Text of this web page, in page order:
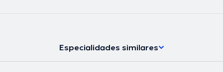
Especialidades similares